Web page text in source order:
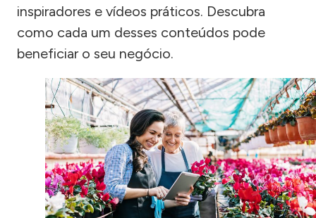
inspiradores e vídeos práticos. Descubra
como cada um desses conteúdos pode
beneficiar o seu negócio.